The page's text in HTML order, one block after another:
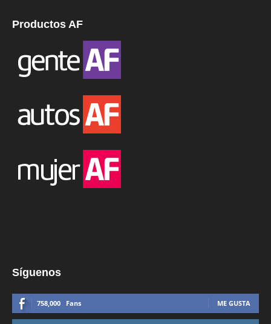
Productos AF
Síguenos
758,000 Fans ME GUSTA